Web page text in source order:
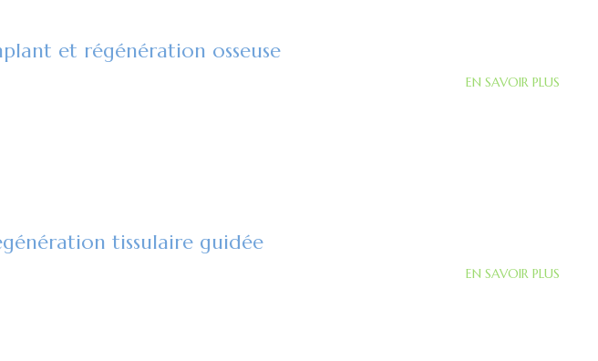
et régénération osseuse
EN SAVOIR PLUS
tissulaire guidée
EN SAVOIR PLUS